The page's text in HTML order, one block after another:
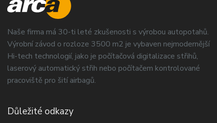
Naše firma má 30-ti leté zkušenosti s výrobou autopotahů.
Výrobní závod o rozloze 3500 m2 je vybaven nejmodernější
Hi-tech technologií, jako je počítačová digitalizace střihů,
laserový automatický střih nebo počítačem kontrolované
pracoviště pro šití airbagů.
Důležité odkazy